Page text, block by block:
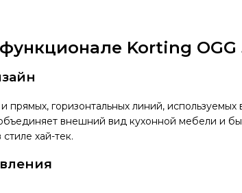
Korting OGG
прямых, горизонтальных линий,
внешний вид кухонной мебели и
хай-тек.